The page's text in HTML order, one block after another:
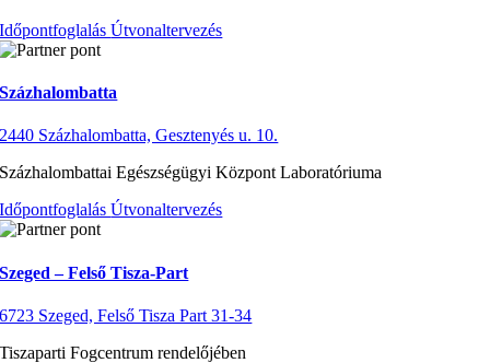
IdőpontfoglalásÚtvonaltervezés
Százhalombatta
2440 Százhalombatta, Gesztenyés u. 10.
Százhalombattai Egészségügyi Központ Laboratóriuma
IdőpontfoglalásÚtvonaltervezés
Szeged – Felső Tisza-Part
6723 Szeged, Felső Tisza Part 31-34
Tiszaparti Fogcentrum rendelőjében